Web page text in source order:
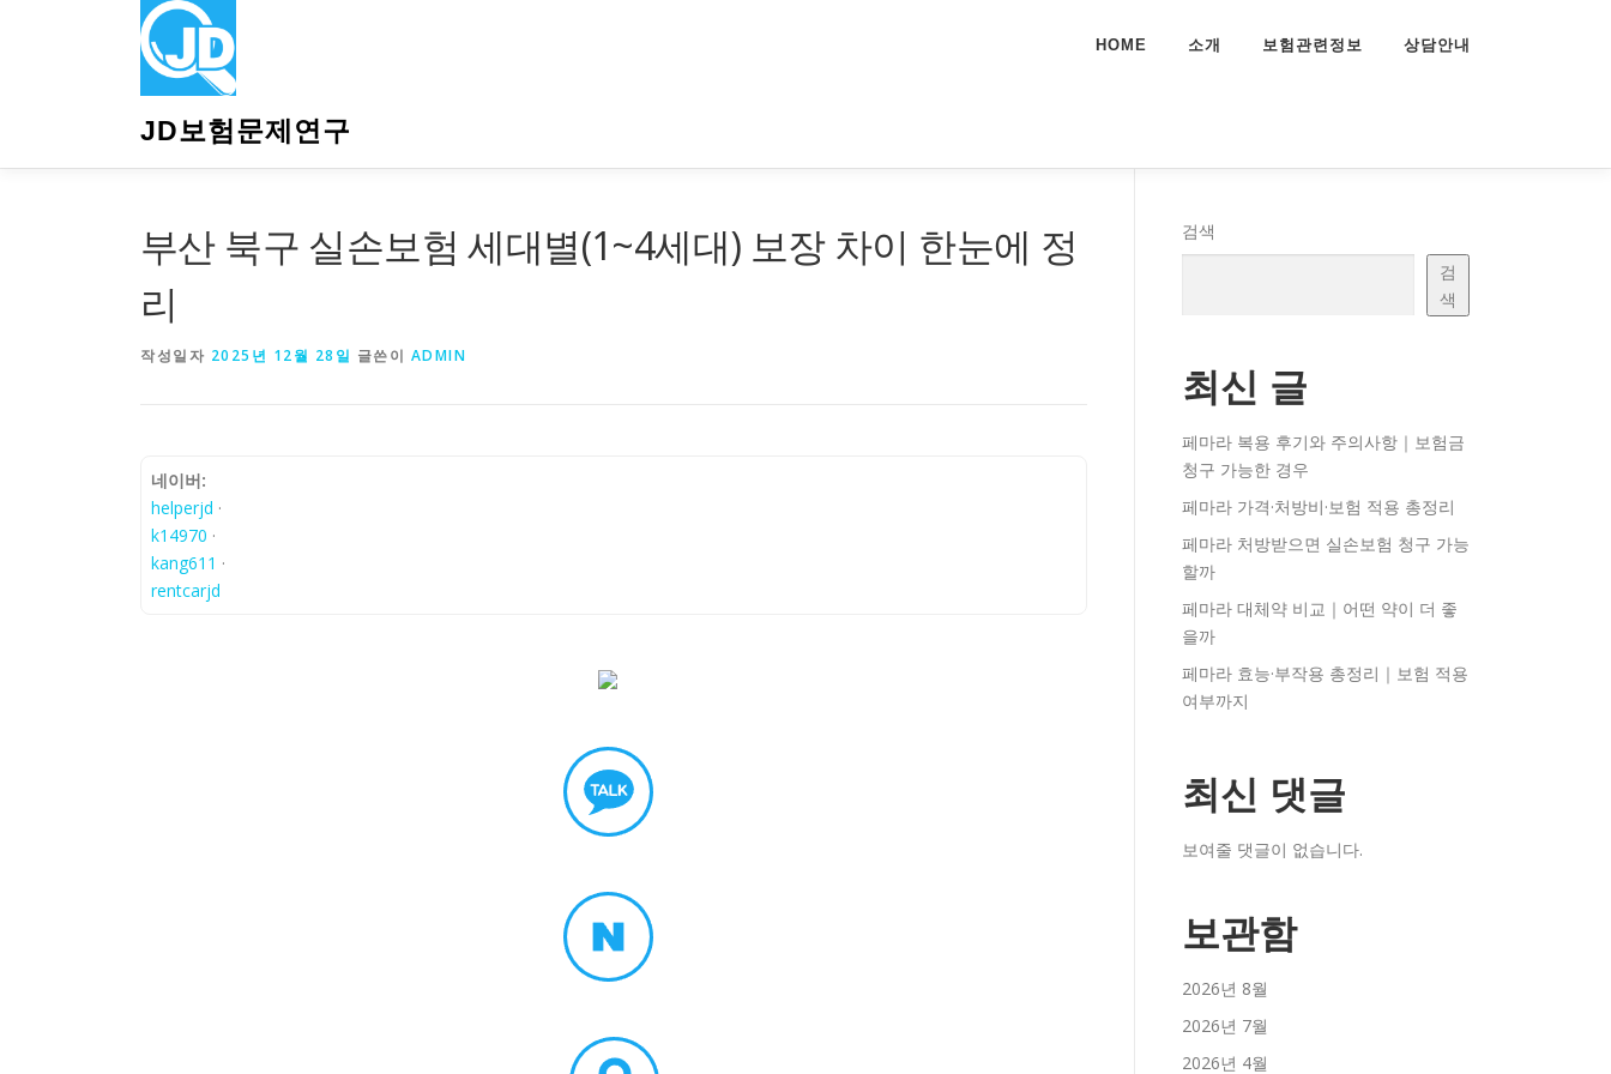
JD보험문제연구
HOME 소개 보험관련정보 상담안내
부산 북구 실손보험 세대별(1~4세대) 보장 차이 한눈에 정
리
작성일자 2025년 12월 28일 글쓴이 ADMIN
네이버:
helperjd ·
k14970 ·
kang611 ·
rentcarjd
검색
검
색
최신 글
페마라 복용 후기와 주의사항｜보험금
청구 가능한 경우
페마라 가격·처방비·보험 적용 총정리
페마라 처방받으면 실손보험 청구 가능
할까
페마라 대체약 비교｜어떤 약이 더 좋
을까
페마라 효능·부작용 총정리｜보험 적용
여부까지
최신 댓글
보여줄 댓글이 없습니다.
보관함
2026년 8월
2026년 7월
2026년 4월